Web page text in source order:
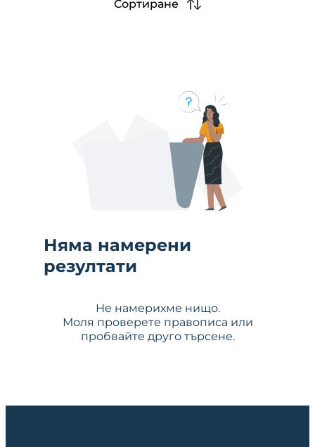
Сортиране
Няма намерени
резултати
Не намерихме нищо.
Моля проверете правописа или
пробвайте друго търсене.